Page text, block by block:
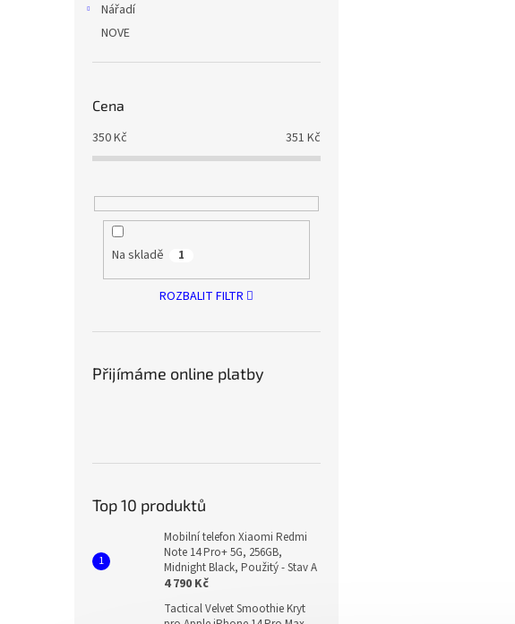
Nářadí
NOVE
Cena
350Kč 351 Kč
Na skladě 1
ROZBALIT FILTR
Přijímáme online platby
Top 10 produktů
Mobilní telefon Xiaomi Redmi
Note 14 Pro+ 5G, 256GB,
Midnight Black, Použitý - Stav A
4 790 Kč
Tactical Velvet Smoothie Kryt